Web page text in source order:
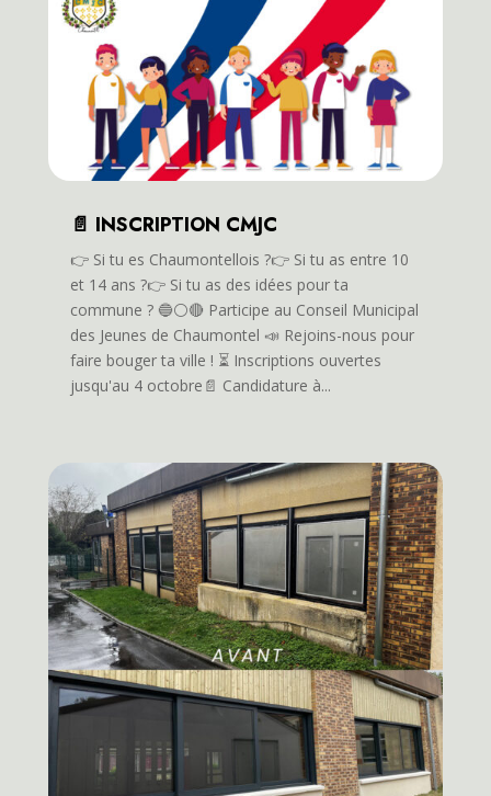
📄 INSCRIPTION CMJC
👉️ Si tu es Chaumontellois ?👉️ Si tu as entre 10
et 14 ans ?👉️ Si tu as des idées pour ta
commune ? 🔵⚪️🔴 Participe au Conseil Municipal
des Jeunes de Chaumontel 📣 Rejoins-nous pour
faire bouger ta ville ! ⏳️ Inscriptions ouvertes
jusqu'au 4 octobre📄 Candidature à...